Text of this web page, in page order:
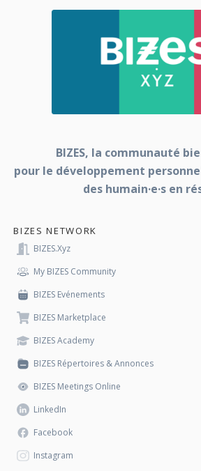
BIZES, la communauté
pour le développement
des humain·e·s en
BIZES NETWORK
BIZES.xyz
My BIZES Community
BIZES Evénements
BIZES Marketplace
BIZES Academy
BIZES Répertoires & Annonces
BIZES Meetings Online
LinkedIn
Facebook
Instagram